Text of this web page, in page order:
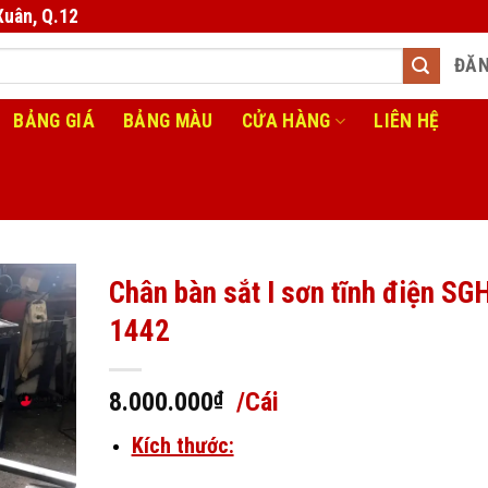
Q.12
BẢNG GIÁ BẢNG MÀU CỬA HÀNG LIÊN HỆ
Chân bàn sắt I sơn tĩnh điện
1442
8.000.000₫ /Cái
Kích thước: